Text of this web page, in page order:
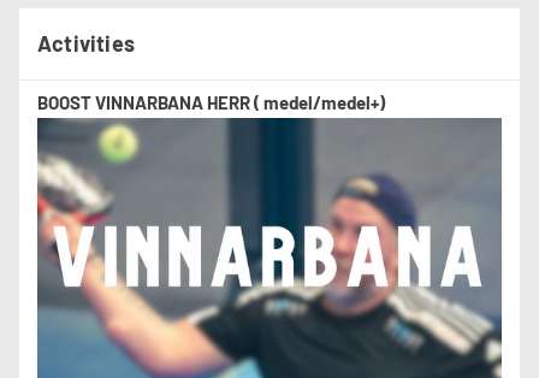
Activities
BOOST VINNARBANA HERR ( medel/medel+)